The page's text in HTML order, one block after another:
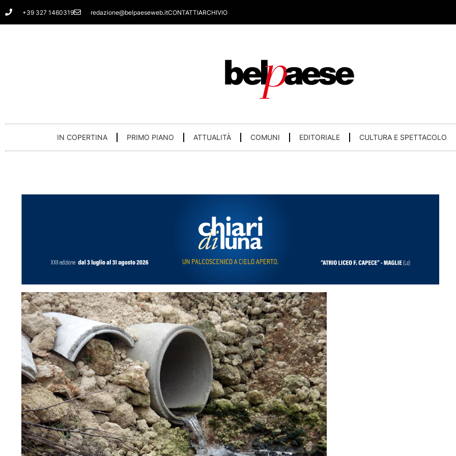
Vai
al
+39 327 1460319 redazione@belpaeseweb.itCONTATTIARCHIVIO
IN COPERTINA PRIMO PIANO ATTUALITÀ COMUNI EDITORIALE CULTURA E SPETTACOLO